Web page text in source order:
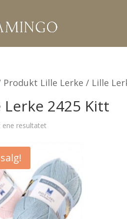
Produkt Lille Lerke / Lille
Lerke 2425 Kitt
ene resultatet